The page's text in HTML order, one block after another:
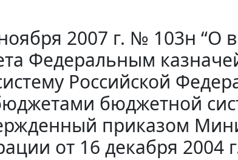
2007 г. № 103н “О
Федеральным
Российской
бюджетной
приказом
от 16 декабря 2004